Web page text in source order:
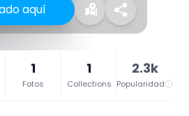
aquí
1
Fotos
1
Collections
2.3k
Popularidad